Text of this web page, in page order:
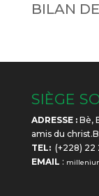
BILAN
SIÈGE
ADRESSE :Bè,
amis du
TEL:(+228) 22
EMAIL :